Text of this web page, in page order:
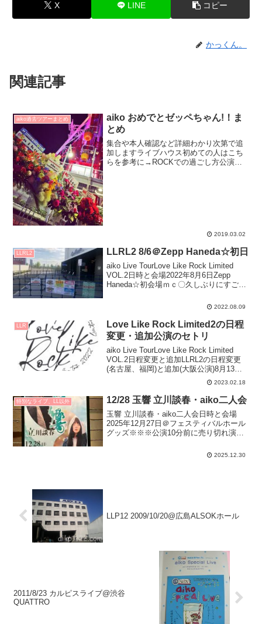
X LINE コピー
かっくん。
関連記事
aiko過去ツアーまとめ
aiko おめでとゼッペちゃん!！ま
とめ
集合や本人確認など詳細わかり次第で追
加しますライブハウス初めての人はこち
らを参考に→ROCKでの過ごし方公演名
2019.03.02
LLRL2 LLRL2 8/6＠Zepp Haneda☆初日
aiko Live TourLove Like Rock Limited
VOL.2日時と会場2022年8月6日Zepp
Haneda☆初会場ｍｃ〇久しぶりにすごい
ントをすることができて嬉しいです。め
2022.08.09
LLR
Love Like Rock Limited2の日程
変更・追加公演のセトリ
aiko Live TourLove Like Rock Limited
VOL.2日程変更と追加LLRL2の日程変更
(名古屋、福岡)と追加(大阪公演)8月13日
（土）愛知：Zepp Nagoyaバンメンコロ
ナのため延期→2023年2月1....
2023.02.18
特別なライブ、LL以外 12/28 玉響 立川談春・aiko二人会
玉響 立川談春・aiko二人会日時と会場
2025年12月27日＠フェスティバルホール
グッズ※※※公演10分前に売り切れ演
わり目」↓aiko登場してトーク↓aikoライ
2025.12.30
LLP12 2009/10/20@広島ALSOKホール
2011/8/23 カルピスライブ@渋谷
QUATTRO